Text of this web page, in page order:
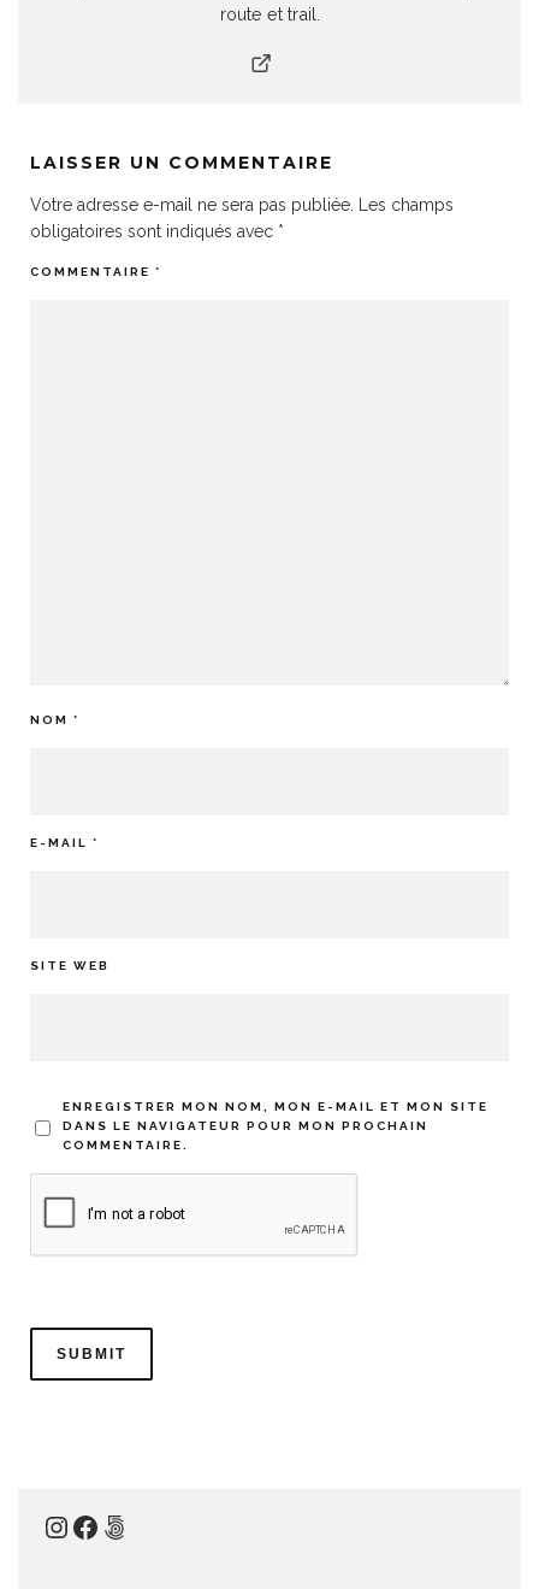
route et trail.
LAISSER UN COMMENTAIRE
Votre adresse e-mail ne sera pas publiée.
Les champs
obligatoires sont indiqués avec *
COMMENTAIRE *
NOM *
E-MAIL *
SITE WEB
ENREGISTRER MON NOM, MON E-MAIL ET MON SITE
DANS LE NAVIGATEUR POUR MON PROCHAIN
COMMENTAIRE.
Instagram
Facebook
500px